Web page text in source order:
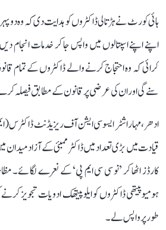
ہائی کورٹ نے ہڑتالی ڈاکٹروں کو ہدایت دی کہ وہ
اپنے اپنے اسپتالوں میں واپس جا کر خدمات انجام
کرائی کہ وہ احتجاج کرنے والے ڈاکٹروں کے تمام
سنے گی اور ان کی عرضی پر قانون کے مطابق فیصلہ
ادھر، مہاراشٹر ایسوسی ایشن آف ریزیڈنٹ ڈاکٹرس
قیادت میں بڑی تعداد میں ڈاکٹر ممبئی کے آزاد
کارڈز اٹھا کر ’نو سی سی ایم پی‘ کے نعرے لگائے۔
ہومیوپیتھی ڈاکٹروں کو ایلوپیتھک ادویات تجویز
طور پر واپس لے۔